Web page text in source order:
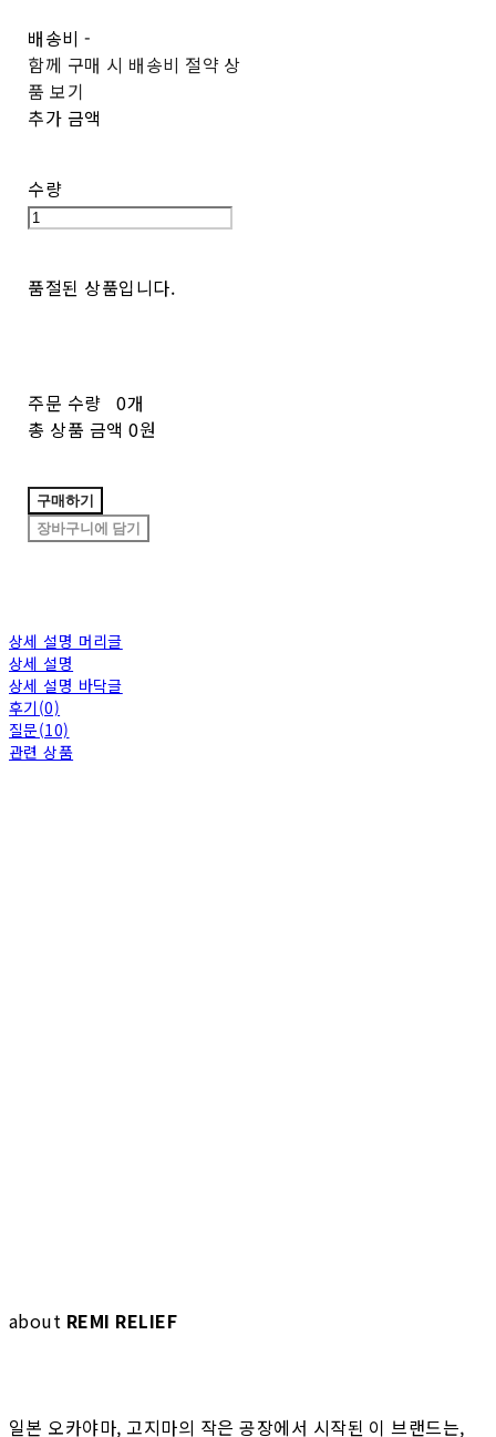
배송비-
함께 구매 시 배송비 절약 상
품 보기
추가 금액
수량
품절된 상품입니다.
주문 수량 0개
총 상품 금액 0원
구매하기
장바구니에 담기
상세 설명 머리글
상세 설명
상세 설명 바닥글
후기(0)
질문(10)
관련 상품
about REMI RELIEF
일본 오카야마, 고지마의 작은 공장에서 시작된 이 브랜드는,